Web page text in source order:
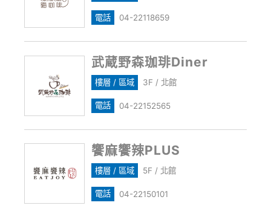
電話 04-22118659
武蔵野森珈琲Diner
樓層 / 區域 3F / 北館
電話 04-22152565
饗麻饗辣PLUS
樓層 / 區域 5F / 北館
電話 04-22150101